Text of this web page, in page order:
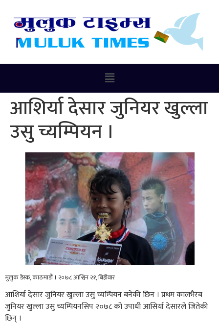
आशिर्या देसार जुनियर खुल्ला
उसु च्यम्पियन ।
मुलुक डेस्क, काठमाडौं । २०७८ आश्विन २१, बिहीवार
आशिर्या देसार जुनियर खुल्ला उसु च्यम्पियन बनेकी छिन । प्रथम कालभैरब
जुनियर खुल्ला उसु च्यम्पियनसिप २०७८ को उपाधी आसिर्या देसारले जितेकी
छिन् ।